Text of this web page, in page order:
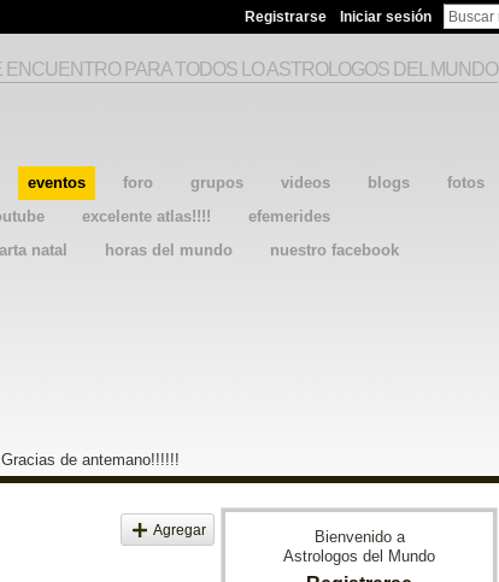
Registrarse Iniciar sesión
eventos foro grupos videos blogs
fotos
excelente atlas!!!!
efemerides
natal horas del mundo
nuestro facebook
ENCUENTRO PARA TODOS LO ASTROLOGOS DEL MUNDO
de antemano!!!!!!
Agregar
Bienvenido a
Astrologos del Mundo